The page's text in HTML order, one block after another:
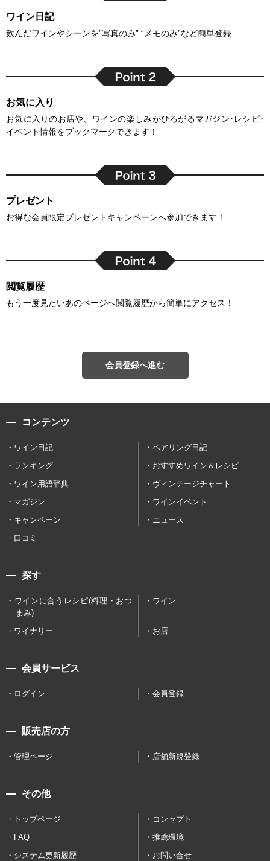
ワイン日記
飲んだワインやシーンを”写真のみ” “メモのみ”など簡単登録
お気に入り
お気に入りのお店や、ワインの楽しみがひろがるマガジン･レシピ･
イベント情報をブックマークできます！
プレゼント
お得な会員限定プレゼントキャンペーンへ参加できます！
閲覧履歴
もう一度見たいあのページへ閲覧履歴から簡単にアクセス！
会員登録へ進む
コンテンツ
ワイン日記
ペアリング日記
ランキング
おすすめワイン＆レシピ
ワイン用語辞典
ヴィンテージチャート
マガジン
ワインイベント
キャンペーン
ニュース
口コミ
探す
ワインに合うレシピ(料理・おつ
まみ)
ワイン
ワイナリー お店
会員サービス
ログイン 会員登録
販売店の方
管理ページ 店舗新規登録
その他
トップページ
コンセプト
FAQ
推薦環境
システム更新履歴
お問い合せ